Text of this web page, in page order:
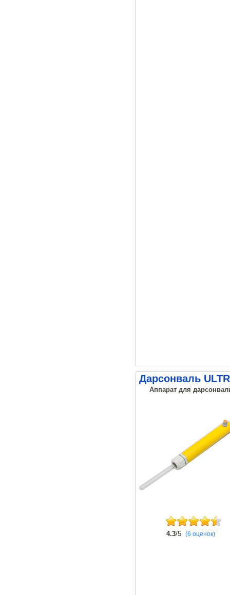
Дарсонваль
Аппарат для
4.3/5 (6 оценок)